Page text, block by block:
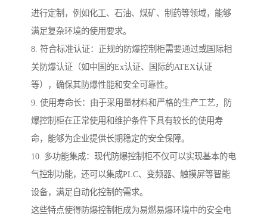
进行定制，例如化工、石油、煤矿、制药等领域，能够
满足复杂环境的使用要求。
8. 符合标准认证：正规的防爆控制柜需要通过或国际相
关防爆认证（如中国的Ex认证、国际的ATEX认证
等），确保其防爆性能和安全可靠性。
9. 使用寿命长：由于采用量材料和严格的生产工艺，防
爆控制柜在正常使用和维护条件下具有较长的使用寿
命，能够为企业提供长期稳定的安全保障。
10. 多功能集成：现代防爆控制柜不仅可以实现基本的电
气控制功能，还可以集成PLC、变频器、触摸屏等智能
设备，满足自动化控制的需求。
这些特点使得防爆控制柜成为易燃易爆环境中的安全电